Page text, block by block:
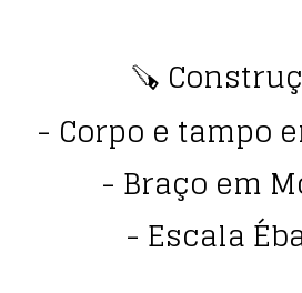
🪚
- Corpo e tampo
- Braço em
- Escala